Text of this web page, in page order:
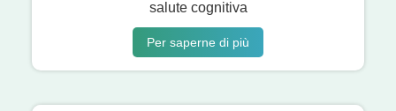
salute cognitiva
Per saperne di più